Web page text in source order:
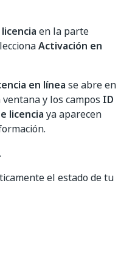
en la parte
Activación en
en línea se abre en
y los campos ID
licencia ya aparecen
.
el estado de tu